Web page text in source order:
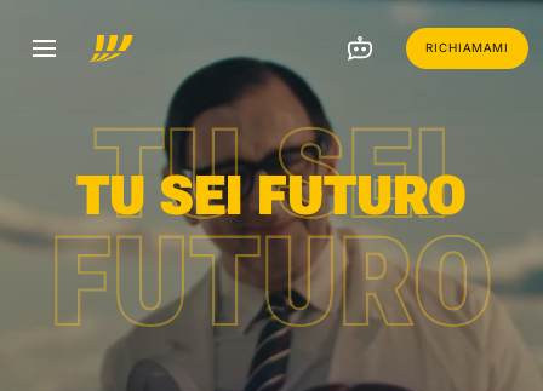
RICHIAMAMI
TU SEI
FUTURO
TU SEI FUTURO